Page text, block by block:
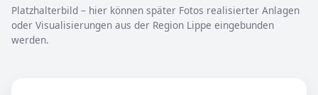
Platzhalterbild – hier können später Fotos realisierter Anlagen
oder Visualisierungen aus der Region Lippe eingebunden
werden.